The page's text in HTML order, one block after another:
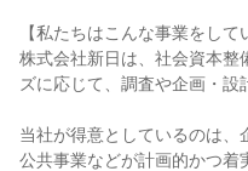
【私たちはこんな事業をして
株式会社新日は、社会資本整
ズに応じて、調査や企画・設
当社が得意としているのは、
公共事業などが計画的かつ着